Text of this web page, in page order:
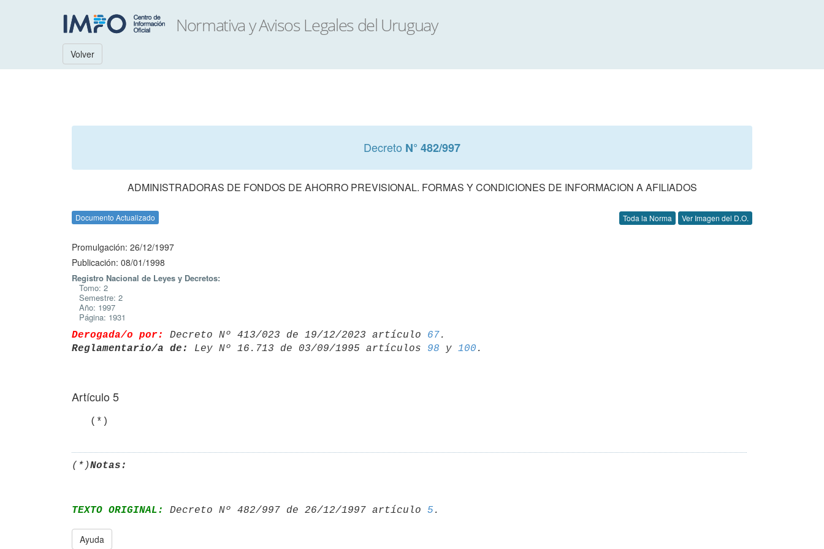
Volver
Decreto N° 482/997
ADMINISTRADORAS DE FONDOS DE AHORRO PREVISIONAL. FORMAS Y CONDICIONES DE INFORMACION A AFILIADOS
Documento Actualizado Toda la Norma Ver Imagen del D.O.
Promulgación: 26/12/1997
Publicación: 08/01/1998
Registro Nacional de Leyes y Decretos:
Tomo: 2
Semestre: 2
Año: 1997
Página: 1931
Derogada/o por: Decreto Nº 413/023 de 19/12/2023 artículo 67
Reglamentario/a de:
Ley Nº 16.713 de 03/09/1995 artículos 98 y 100
Artículo 5
   (*)
(*)Notas:
TEXTO ORIGINAL: Decreto Nº 482/997 de 26/12/1997 artículo 5
Ayuda